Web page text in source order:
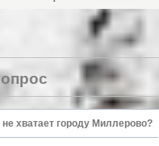
не хватает городу Миллерово?